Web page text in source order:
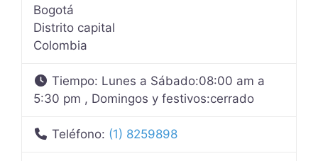
Bogotá
Distrito capital
Colombia
Tiempo: Lunes a Sábado:08:00 am a
5:30 pm , Domingos y festivos:cerrado
Teléfono: (1) 8259898